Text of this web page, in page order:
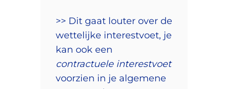
>> Dit gaat louter over de
wettelijke interestvoet, je
kan ook een
contractuele interestvoet
voorzien in je algemene